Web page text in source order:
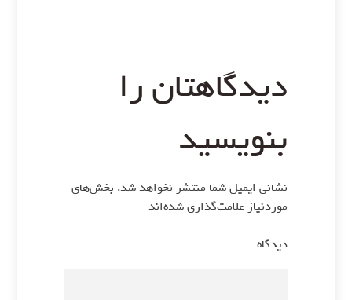
دیدگاهتان را
بنویسید
نشانی ایمیل شما منتشر نخواهد شد. بخش‌های
موردنیاز علامت‌گذاری شده‌اند
دیدگاه